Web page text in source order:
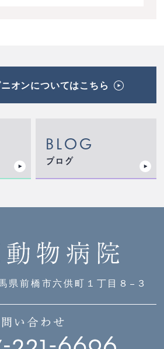
オンについてはこちら
BLOG
ブログ
前橋市六供町１丁目８−３